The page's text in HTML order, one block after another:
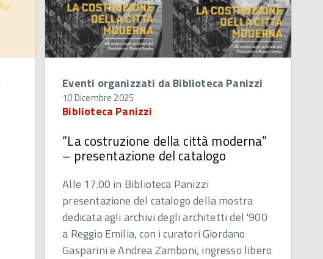
Eventi organizzati da Biblioteca Panizzi
10 Dicembre 2025
Biblioteca Panizzi
“La costruzione della città moderna”
– presentazione del catalogo
Alle 17.00 in Biblioteca Panizzi
presentazione del catalogo della mostra
dedicata agli archivi degli architetti del '900
a Reggio Emilia, con i curatori Giordano
Gasparini e Andrea Zamboni, ingresso libero